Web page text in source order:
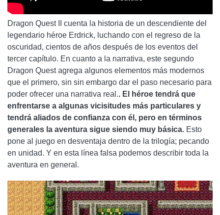
Dragon Quest II cuenta la historia de un descendiente del
legendario héroe Erdrick, luchando con el regreso de la
oscuridad, cientos de años después de los eventos del
tercer capítulo. En cuanto a la narrativa, este segundo
Dragon Quest agrega algunos elementos más modernos
que el primero, sin sin embargo dar el paso necesario para
poder ofrecer una narrativa real.. El héroe tendrá que
enfrentarse a algunas vicisitudes más particulares y
tendrá aliados de confianza con él, pero en términos
generales la aventura sigue siendo muy básica. Esto
pone al juego en desventaja dentro de la trilogía; pecando
en unidad. Y en esta línea falsa podemos describir toda la
aventura en general.